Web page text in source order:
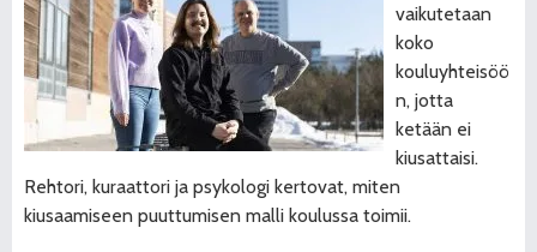
vaikutetaan
koko
kouluyhteisöö
n, jotta
ketään ei
kiusattaisi.
Rehtori, kuraattori ja psykologi kertovat, miten
kiusaamiseen puuttumisen malli koulussa toimii.